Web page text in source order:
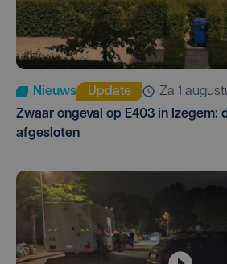
Nieuws Update
za 1
Zwaar ongeval op E403 in Izegem:
afgesloten